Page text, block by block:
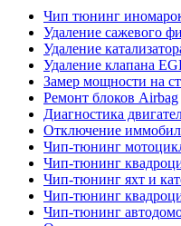
Чип тюнинг
Удаление сажевого
Удаление
Удаление клапана
Замер мощности на
Ремонт блоков Airbag
Диагностика
Отключение
Чип-тюнинг
Чип-тюнинг
Чип-тюнинг яхт и
Чип-тюнинг
Чип-тюнинг